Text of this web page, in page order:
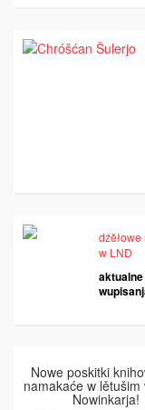
w LND
aktualne
Nowe poskitki
namakaće w lětušim
Nowinkarja!